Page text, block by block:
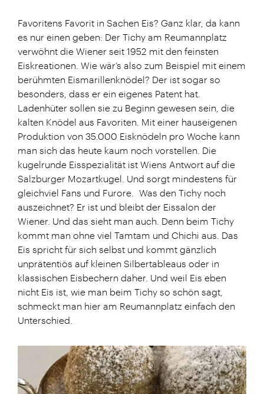
Favoritens Favorit in Sachen Eis? Ganz klar, da kann
es nur einen geben: Der Tichy am Reumannplatz
verwöhnt die Wiener seit 1952 mit den feinsten
Eiskreationen. Wie wär’s also zum Beispiel mit einem
berühmten Eismarillenknödel? Der ist sogar so
besonders, dass er ein eigenes Patent hat.
Ladenhüter sollen sie zu Beginn gewesen sein, die
kalten Knödel aus Favoriten. Mit einer hauseigenen
Produktion von 35.000 Eisknödeln pro Woche kann
man sich das heute kaum noch vorstellen. Die
kugelrunde Eisspezialität ist Wiens Antwort auf die
Salzburger Mozartkugel. Und sorgt mindestens für
gleichviel Fans und Furore. Was den Tichy noch
auszeichnet? Er ist und bleibt der Eissalon der
Wiener. Und das sieht man auch. Denn beim Tichy
kommt man ohne viel Tamtam und Chichi aus. Das
Eis spricht für sich selbst und kommt gänzlich
unprätentiös auf kleinen Silbertableaus oder in
klassischen Eisbechern daher. Und weil Eis eben
nicht Eis ist, wie man beim Tichy so schön sagt,
schmeckt man hier am Reumannplatz einfach den
Unterschied.